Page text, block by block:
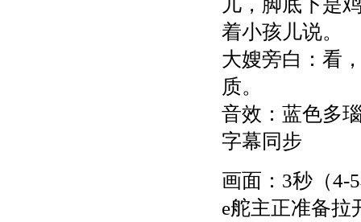
儿，脚底下是
着小孩儿说。
大嫂旁白：看
质。
音效：蓝色多
字幕同步
画面：3秒（4-
e舵主正准备拉